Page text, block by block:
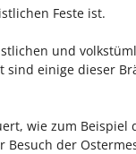
Feste ist.
und
einige dieser
wie zum Beispiel
Besuch der